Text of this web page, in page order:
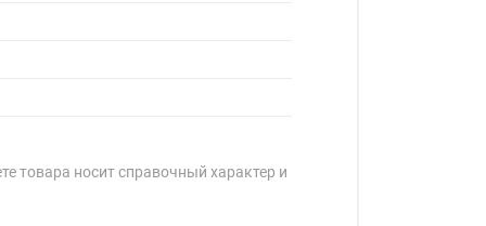
товара носит справочный характер и